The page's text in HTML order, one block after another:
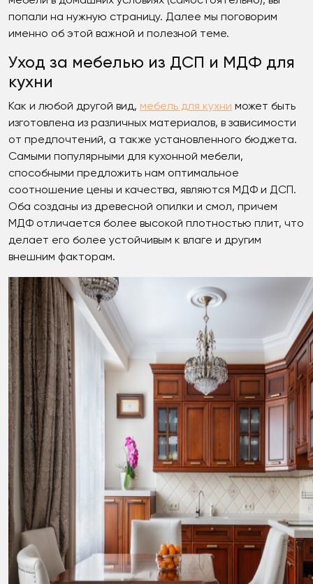
попали на нужную страницу. Далее мы поговорим
именно об этой важной и полезной теме.
Уход за мебелью из ДСП и МДФ для
кухни
Как и любой другой вид, мебель для кухни может быть
изготовлена из различных материалов, в зависимости
от предпочтений, а также установленного бюджета.
Самыми популярными для кухонной мебели,
способными предложить нам оптимальное
соотношение цены и качества, являются МДФ и ДСП.
Оба созданы из древесной опилки и смол, причем
МДФ отличается более высокой плотностью плит, что
делает его более устойчивым к влаге и другим
внешним факторам.